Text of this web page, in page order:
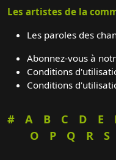
Les artistes de la
Les paroles des
Abonnez-vous à
Conditions
Conditions
# A B C D E
O
P Q R S